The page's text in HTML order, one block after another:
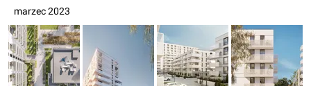
marzec 2023